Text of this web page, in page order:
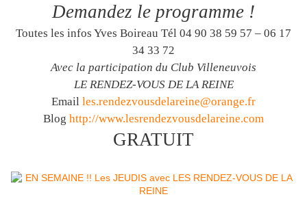
Demandez le programme !
Toutes les infos Yves Boireau Tél 04 90 38 59 57 – 06 17
34 33 72
Avec la participation du Club Villeneuvois
LE RENDEZ-VOUS DE LA REINE
Email les.rendezvousdelareine@orange.fr
Blog http://www.lesrendezvousdelareine.com
GRATUIT